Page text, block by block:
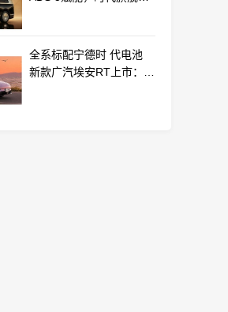
全系标配宁德时 代电池
新款广汽埃安RT上市：